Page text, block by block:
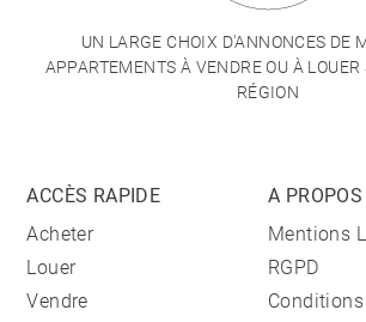
UN LARGE CHOIX D'ANNONCES DE
APPARTEMENTS À VENDRE OU À LOUER
RÉGION
ACCÈS RAPIDE
Acheter
Louer
Vendre
A PROPOS
Mentions
RGPD